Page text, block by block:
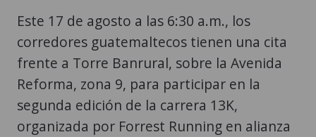
Este 17 de agosto a las 6:30 a.m., los
corredores guatemaltecos tienen una cita
frente a Torre Banrural, sobre la Avenida
Reforma, zona 9, para participar en la
segunda edición de la carrera 13K,
organizada por Forrest Running en alianza